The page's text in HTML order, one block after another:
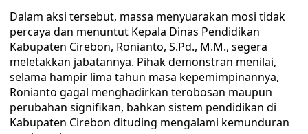
Dalam aksi tersebut, massa menyuarakan mosi tidak
percaya dan menuntut Kepala Dinas Pendidikan
Kabupaten Cirebon, Ronianto, S.Pd., M.M., segera
meletakkan jabatannya. Pihak demonstran menilai,
selama hampir lima tahun masa kepemimpinannya,
Ronianto gagal menghadirkan terobosan maupun
perubahan signifikan, bahkan sistem pendidikan di
Kabupaten Cirebon dituding mengalami kemunduran